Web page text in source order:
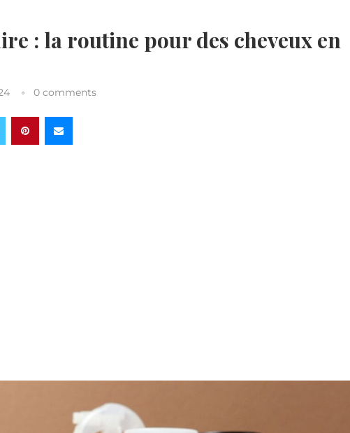
: la routine pour des cheveux en
0 comments